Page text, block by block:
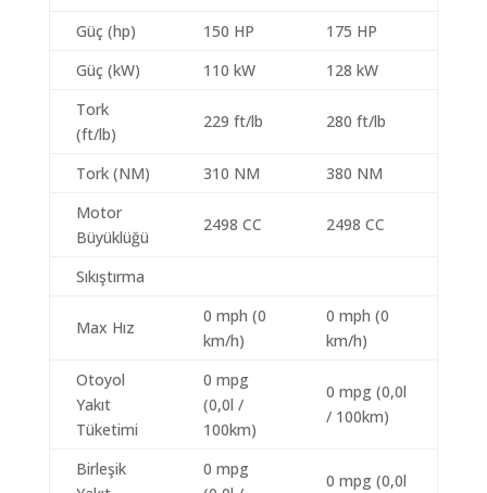
Güç (hp) 150 HP
175 HP
Güç (kW)
110 kW
128 kW
Tork
(ft/lb)
229 ft/lb 280 ft/lb
Tork (NM) 310 NM
380 NM
Motor
Büyüklüğü
2498 CC 2498 CC
Sıkıştırma
Max Hız
0 mph (0
km/h)
0 mph (0
km/h)
Otoyol
Yakıt
Tüketimi
0 mpg
(0,0l /
100km)
0 mpg (0,0l
/ 100km)
Birleşik
0 mpg
0 mpg (0,0l